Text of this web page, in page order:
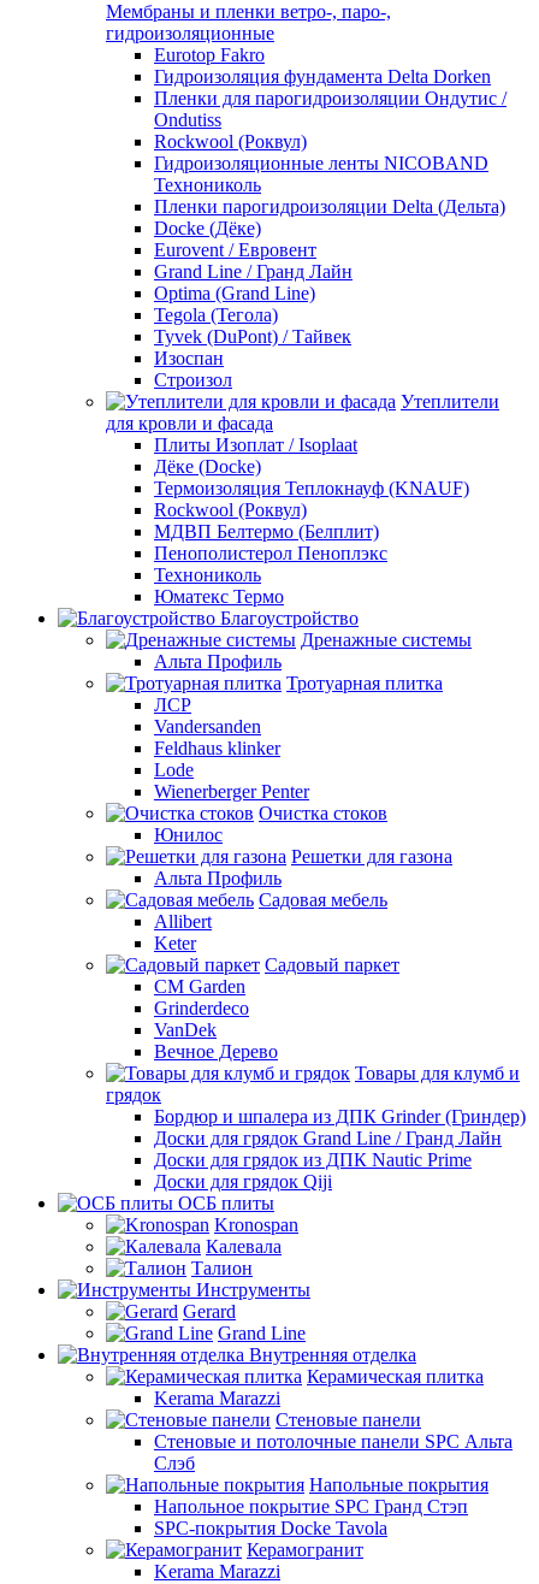
Мембраны и пленки ветро-, паро-,
гидроизоляционные
Eurotop Fakro
Гидроизоляция фундамента Delta Dorken
Пленки для парогидроизоляции Ондутис /
Ondutiss
Rockwool (Роквул)
Гидроизоляционные ленты NICOBAND
Технониколь
Пленки парогидроизоляции Delta (Дельта)
Docke (Дёке)
Eurovent / Евровент
Grand Line / Гранд Лайн
Optima (Grand Line)
Tegola (Тегола)
Tyvek (DuPont) / Тайвек
Изоспан
Строизол
Утеплители
для кровли и фасада
Плиты Изоплат / Isoplaat
Дёке (Docke)
Термоизоляция Теплокнауф (KNAUF)
Rockwool (Роквул)
МДВП Белтермо (Белплит)
Пенополистерол Пеноплэкс
Технониколь
Юматекс Термо
Благоустройство
Дренажные системы
Альта Профиль
Тротуарная плитка
ЛСР
Vandersanden
Feldhaus klinker
Lode
Wienerberger Penter
Очистка стоков
Юнилос
Решетки для газона
Альта Профиль
Садовая мебель
Allibert
Keter
Садовый паркет
CM Garden
Grinderdeco
VanDek
Вечное Дерево
Товары для клумб и
грядок
Бордюр и шпалера из ДПК Grinder (Гриндер)
Доски для грядок Grand Line / Гранд Лайн
Доски для грядок из ДПК Nautic Prime
Доски для грядок Qiji
ОСБ плиты
Kronospan
Калевала
Талион
Инструменты
Gerard
Grand Line
Внутренняя отделка
Керамическая плитка
Kerama Marazzi
Стеновые панели
Стеновые и потолочные панели SPC Альта
Слэб
Напольные покрытия
Напольное покрытие SPC Гранд Стэп
SPC-покрытия Docke Tavola
Керамогранит
Kerama Marazzi